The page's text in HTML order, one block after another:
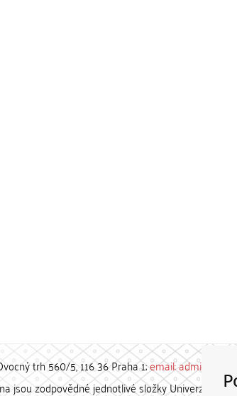
trh 560/5, 116 36 Praha 1;email: admin-
jsou zodpovědné jednotlivé složky Univerzity